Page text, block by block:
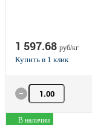
1 597.68 руб/кг
Количество товара
В наличии